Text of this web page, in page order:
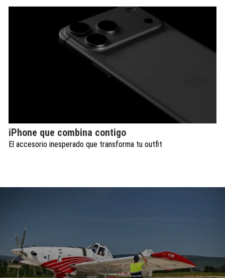
iPhone que combina contigo
El accesorio inesperado que transforma tu outfit